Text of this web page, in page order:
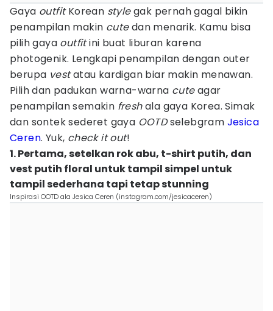
Gaya outfitKorean stylegak pernah gagal bikin
penampilan makin cutedan menarik. Kamu bisa
pilih gaya outfitini buat liburan karena
photogenik. Lengkapi penampilan dengan outer
berupa vestatau kardigan biar makin menawan.
Pilih dan padukan warna-warna cuteagar
penampilan semakin freshala gaya Korea. Simak
dan sontek sederet gaya OOTDselebgram Jesica
Ceren. Yuk, check it out!
1. Pertama, setelkan rok abu, t-shirt putih, dan
vest putih floral untuk tampil simpel untuk
tampil sederhana tapi tetap stunning
Inspirasi OOTD ala Jesica Ceren (instagram.com/jesicaceren)